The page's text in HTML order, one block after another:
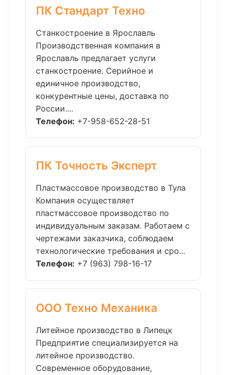
ПК Стандарт Техно
Станкостроение в Ярославль
Производственная компания в
Ярославль предлагает услуги
станкостроение. Серийное и
единичное производство,
конкурентные цены, доставка по
России....
Телефон: +7-958-652-28-51
ПК Точность Эксперт
Пластмассовое производство в Тула
Компания осуществляет
пластмассовое производство по
индивидуальным заказам. Работаем с
чертежами заказчика, соблюдаем
технологические требования и сро...
Телефон: +7 (963) 798-16-17
ООО Техно Механика
Литейное производство в Липецк
Предприятие специализируется на
литейное производство.
Современное оборудование,